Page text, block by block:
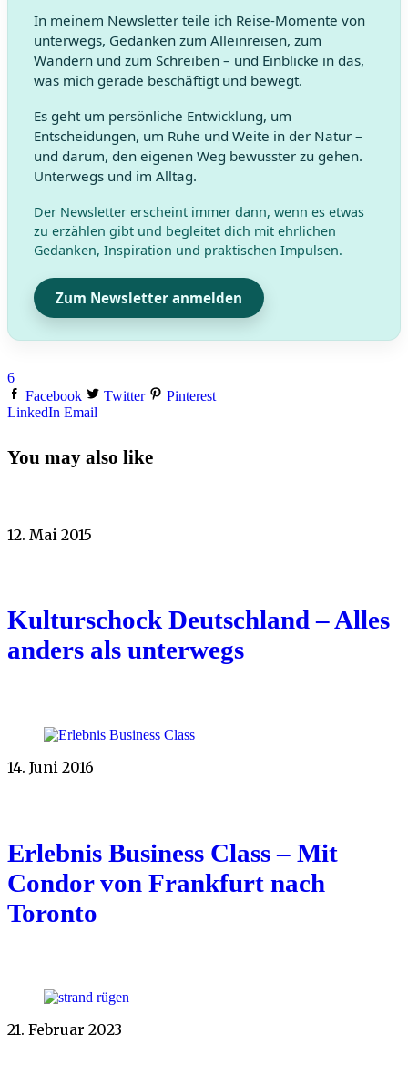
In meinem Newsletter teile ich Reise-Momente von
unterwegs, Gedanken zum Alleinreisen, zum
Wandern und zum Schreiben – und Einblicke in das,
was mich gerade beschäftigt und bewegt.
Es geht um persönliche Entwicklung, um
Entscheidungen, um Ruhe und Weite in der Natur –
und darum, den eigenen Weg bewusster zu gehen.
Unterwegs und im Alltag.
Der Newsletter erscheint immer dann, wenn es etwas
zu erzählen gibt und begleitet dich mit ehrlichen
Gedanken, Inspiration und praktischen Impulsen.
Zum Newsletter anmelden
6
Facebook
Twitter
Pinterest
LinkedIn Email
You may also like
12. Mai 2015
Kulturschock Deutschland – Alles
anders als unterwegs
14. Juni 2016
Erlebnis Business Class – Mit
Condor von Frankfurt nach
Toronto
21. Februar 2023